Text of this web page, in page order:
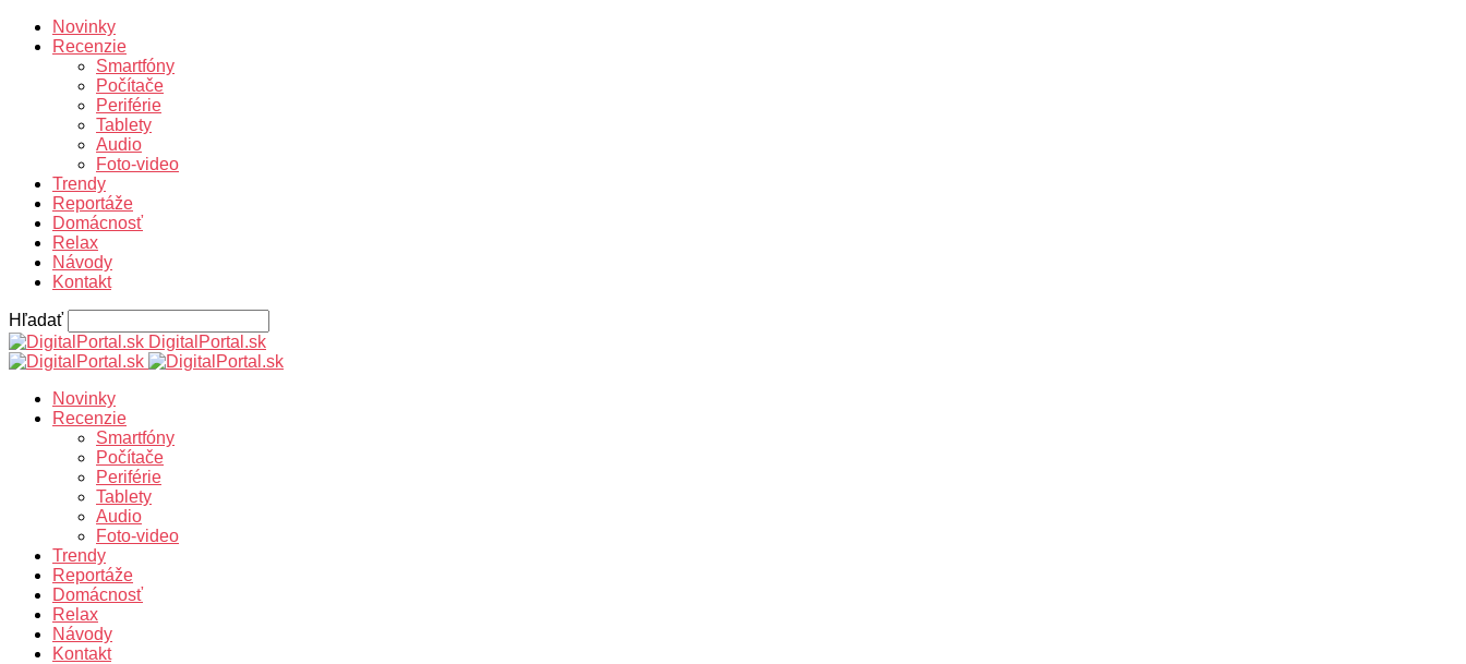
Novinky
Recenzie
Smartfóny
Počítače
Periférie
Tablety
Audio
Foto-video
Trendy
Reportáže
Domácnosť
Relax
Návody
Kontakt
Hľadať
DigitalPortal.sk
Novinky
Recenzie
Smartfóny
Počítače
Periférie
Tablety
Audio
Foto-video
Trendy
Reportáže
Domácnosť
Relax
Návody
Kontakt